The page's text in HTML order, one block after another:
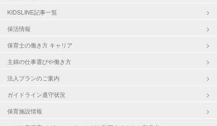
KIDSLINE記事一覧
保活情報
保育士の働き方 キャリア
主婦の仕事選びや働き方
法人プランのご案内
ガイドライン遵守状況
保育施設情報